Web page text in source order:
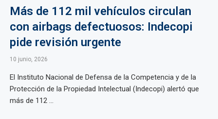
Más de 112 mil vehículos circulan
con airbags defectuosos: Indecopi
pide revisión urgente
10 junio, 2026
El Instituto Nacional de Defensa de la Competencia y de la
Protección de la Propiedad Intelectual (Indecopi) alertó que
más de 112 ...